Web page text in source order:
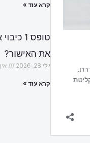
קרא עוד »
טופס 1
את האישור?
יולי 28, 2026
קרא עוד »